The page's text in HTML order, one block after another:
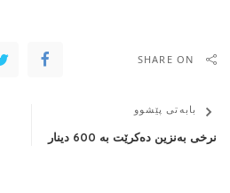
SHARE ON
بابەتی پێشوو
نرخی بەنزین دەكرێت بە 600 دینار